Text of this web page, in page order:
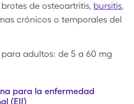
de osteoartritis, bursitis,
crónicos o temporales del
adultos: de 5 a 60 mg
para la enfermedad
(EII)